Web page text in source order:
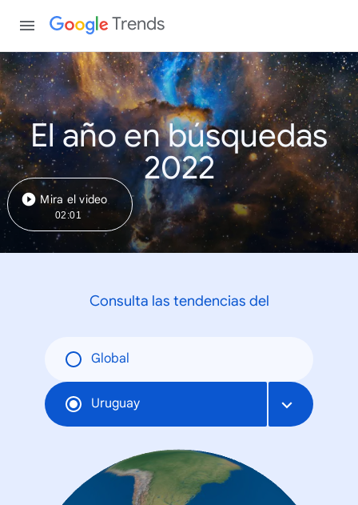
Trends
El año en búsquedas
2022
Mira el video
02:01
Consulta las tendencias del
Global
Uruguay